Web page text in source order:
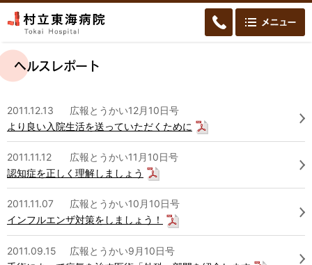
ヘルスレポート
2011.12.13
広報とうかい12月10日号
より良い入院生活を送っていただくために
2011.11.12
広報とうかい11月10日号
認知症を正しく理解しましょう
2011.11.07
広報とうかい10月10日号
インフルエンザ対策をしましょう！
2011.09.15
広報とうかい9月10日号